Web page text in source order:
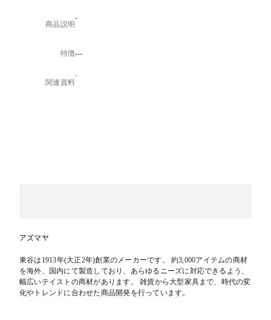
商品説明
-
特徴---
関連資料
-
アズマヤ
東谷は1913年(大正2年)創業のメーカーです。 約3,000アイテムの商材
を海外、国内にて製造しており、あらゆるニーズに対応できるよう、
幅広いテイストの商材があります。 雑貨から大型家具まで、時代の変
化やトレンドに合わせた商品開発を行っています。